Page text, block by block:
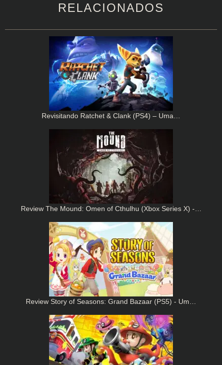
RELACIONADOS
Revisitando Ratchet & Clank (PS4) – Uma…
Review The Mound: Omen of Cthulhu (Xbox Series X) -…
Review Story of Seasons: Grand Bazaar (PS5) - Um…